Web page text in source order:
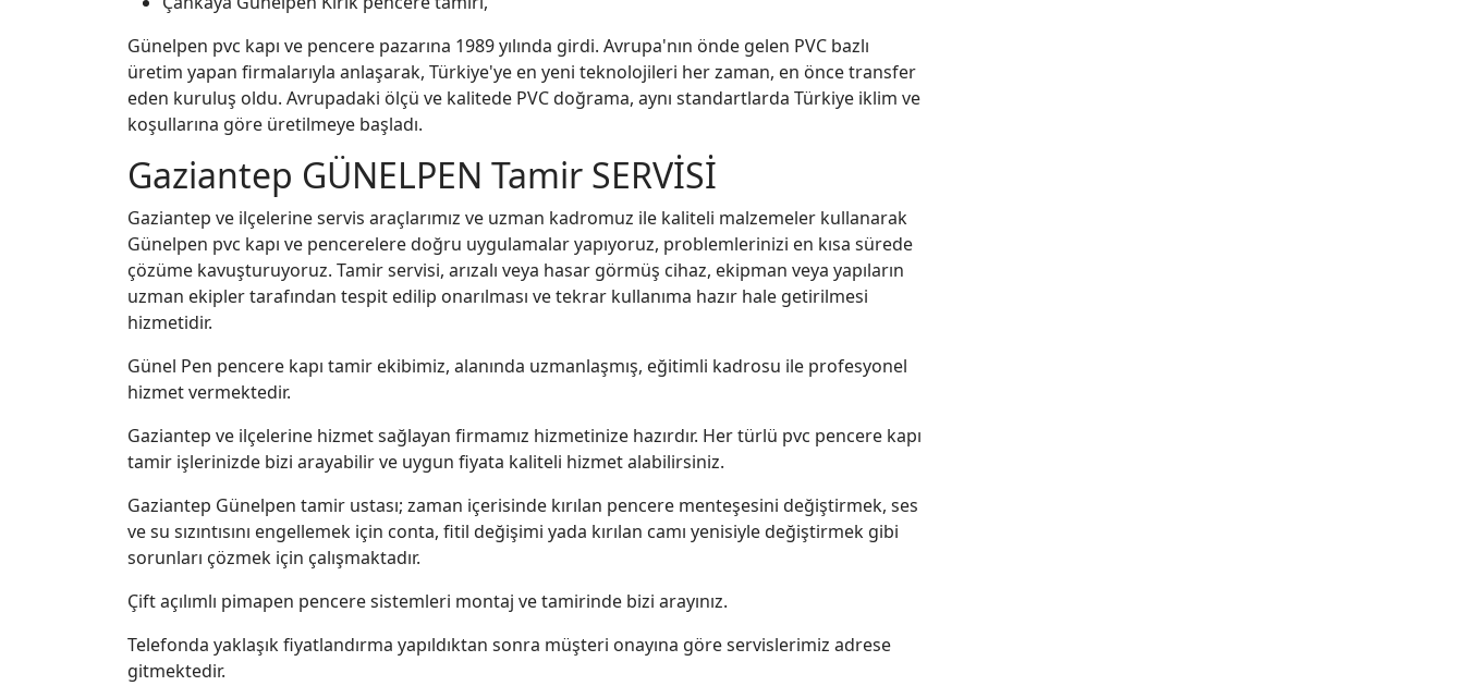
Günelpen pvc kapı ve pencere pazarına 1989 yılında girdi. Avrupa'nın önde gelen PVC bazlı
üretim yapan firmalarıyla anlaşarak, Türkiye'ye en yeni teknolojileri her zaman, en önce transfer
eden kuruluş oldu. Avrupadaki ölçü ve kalitede PVC doğrama, aynı standartlarda Türkiye iklim ve
koşullarına göre üretilmeye başladı.
Gaziantep GÜNELPEN Tamir SERVİSİ
Gaziantep ve ilçelerine servis araçlarımız ve uzman kadromuz ile kaliteli malzemeler kullanarak
Günelpen pvc kapı ve pencerelere doğru uygulamalar yapıyoruz, problemlerinizi en kısa sürede
çözüme kavuşturuyoruz. Tamir servisi, arızalı veya hasar görmüş cihaz, ekipman veya yapıların
uzman ekipler tarafından tespit edilip onarılması ve tekrar kullanıma hazır hale getirilmesi
hizmetidir.
Günel Pen pencere kapı tamir ekibimiz, alanında uzmanlaşmış, eğitimli kadrosu ile profesyonel
hizmet vermektedir.
Gaziantep ve ilçelerine hizmet sağlayan firmamız hizmetinize hazırdır. Her türlü pvc pencere kapı
tamir işlerinizde bizi arayabilir ve uygun fiyata kaliteli hizmet alabilirsiniz.
Gaziantep Günelpen tamir ustası; zaman içerisinde kırılan pencere menteşesini değiştirmek, ses
ve su sızıntısını engellemek için conta, fitil değişimi yada kırılan camı yenisiyle değiştirmek gibi
sorunları çözmek için çalışmaktadır.
Çift açılımlı pimapen pencere sistemleri montaj ve tamirinde bizi arayınız.
Telefonda yaklaşık fiyatlandırma yapıldıktan sonra müşteri onayına göre servislerimiz adrese
gitmektedir.